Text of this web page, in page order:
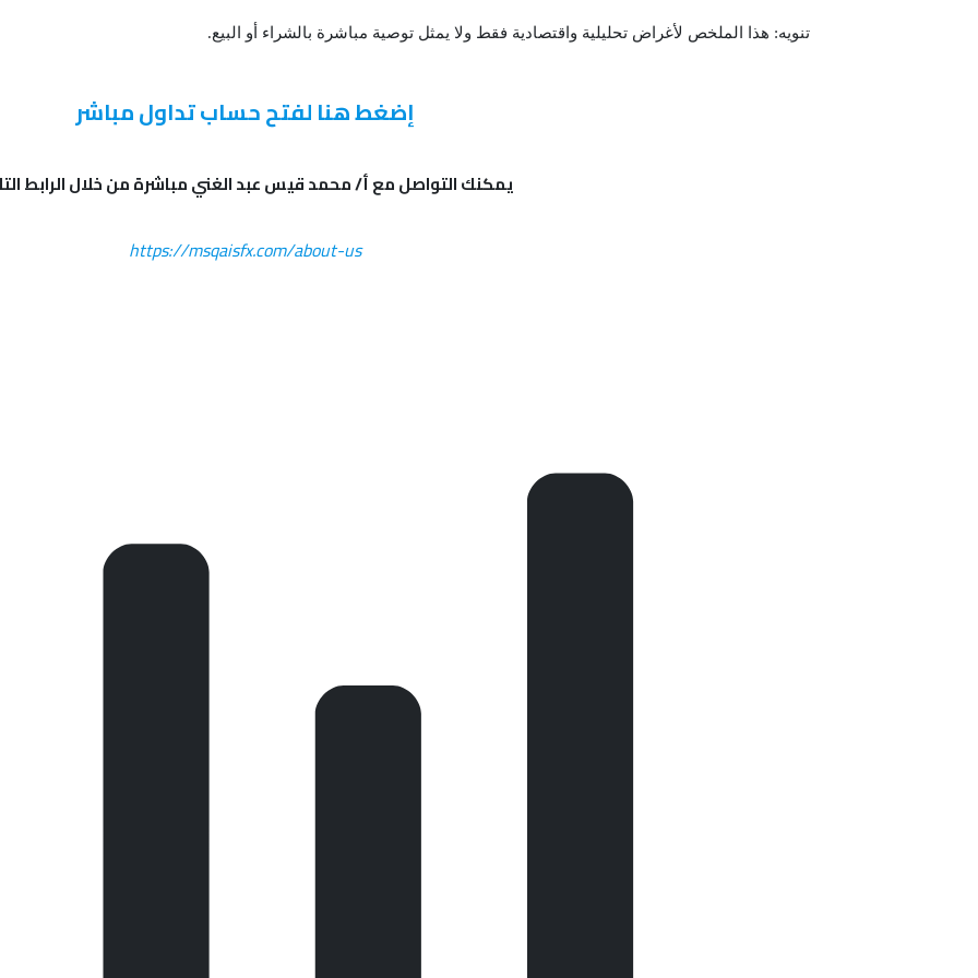
تنويه: هذا الملخص لأغراض تحليلية واقتصادية فقط ولا يمثل توصية مباشرة بالشراء أو البيع.
إضغط هنا لفتح حساب تداول مباشر
يمكنك التواصل مع أ/ محمد قيس عبد الغني مباشرة من خلال الرابط
https://msqaisfx.com/about-us